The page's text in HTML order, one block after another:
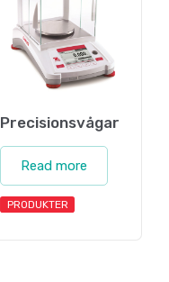
Precisionsvågar
Read more
PRODUKTER